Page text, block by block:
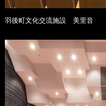
羽後町文化交流施設 美里音